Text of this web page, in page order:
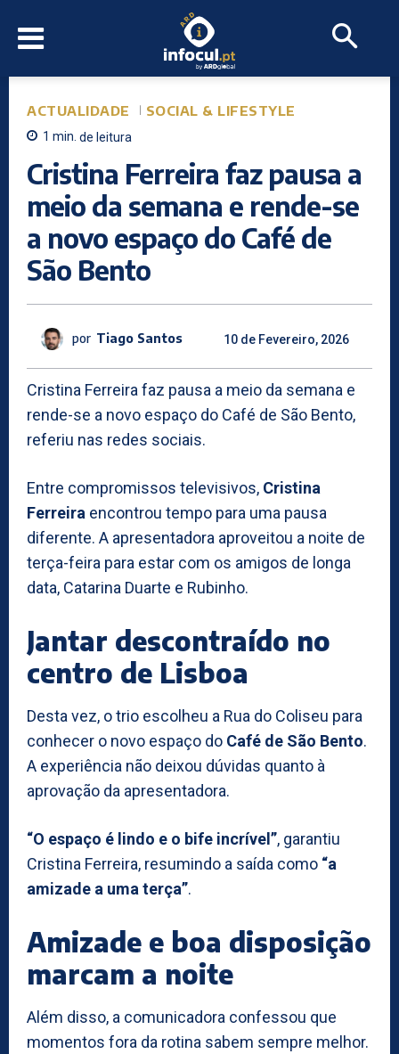
ACTUALIDADE SOCIAL & LIFESTYLE
1 min. de leitura
Cristina Ferreira faz pausa a
meio da semana e rende-se
a novo espaço do Café de
São Bento
por Tiago Santos 10 de Fevereiro, 2026
Cristina Ferreira faz pausa a meio da semana e
rende-se a novo espaço do Café de São Bento,
referiu nas redes sociais.
Entre compromissos televisivos, Cristina
Ferreira encontrou tempo para uma pausa
diferente. A apresentadora aproveitou a noite de
terça-feira para estar com os amigos de longa
data, Catarina Duarte e Rubinho.
Jantar descontraído no
centro de Lisboa
Desta vez, o trio escolheu a Rua do Coliseu para
conhecer o novo espaço do Café de São Bento.
A experiência não deixou dúvidas quanto à
aprovação da apresentadora.
“O espaço é lindo e o bife incrível”, garantiu
Cristina Ferreira, resumindo a saída como “a
amizade a uma terça”.
Amizade e boa disposição
marcam a noite
Além disso, a comunicadora confessou que
momentos fora da rotina sabem sempre melhor.